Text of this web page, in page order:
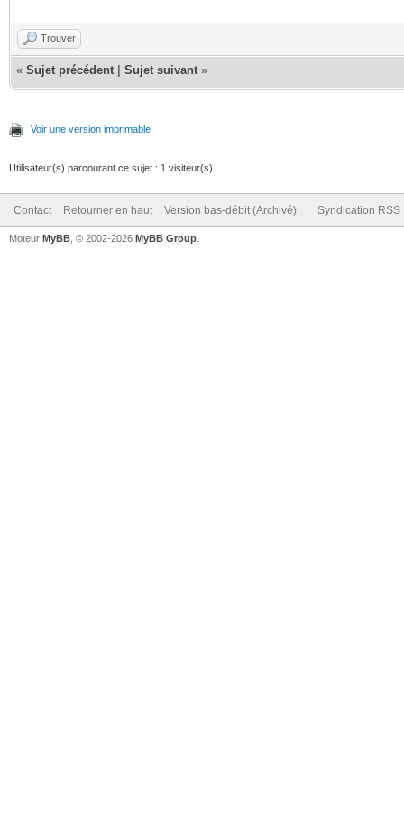
Trouver
« Sujet précédent Sujet suivant »
Voir une version imprimable
Utilisateur(s) parcourant ce sujet : 1 visiteur(s)
Contact Retourner en haut Version bas-débit (Archivé) Syndication RSS
Moteur MyBB , © 2002-2026 MyBB Group